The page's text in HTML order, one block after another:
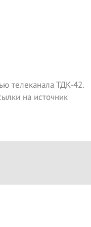
телеканала ТДК-42.
на источник